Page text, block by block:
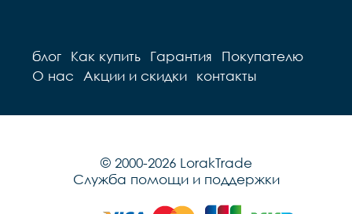
блог Как купить Гарантия
Покупателю
О нас
Акции и скидки контакты
© 2000-2026 LorakTrade
Служба помощи и поддержки